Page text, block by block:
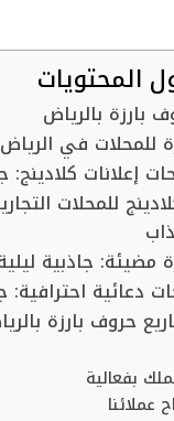
المحتويات
بارزة بالرياض
للمحلات في الرياض
إعلانات كلادينج:
للمحلات
مضيئة: جاذبية
دعائية احترافية:
حروف بارزة
بفعالية